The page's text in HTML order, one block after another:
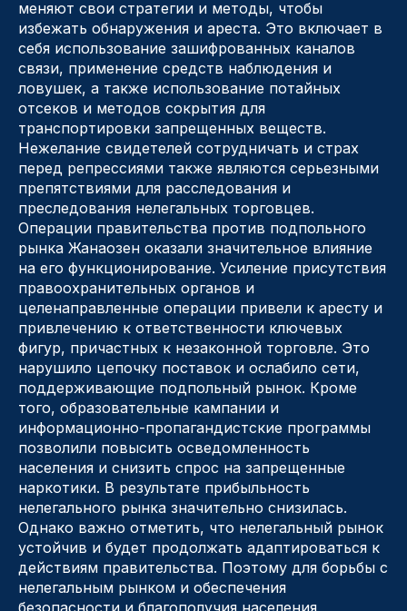
меняют свои стратегии и методы, чтобы
избежать обнаружения и ареста. Это включает в
себя использование зашифрованных каналов
связи, применение средств наблюдения и
ловушек, а также использование потайных
отсеков и методов сокрытия для
транспортировки запрещенных веществ.
Нежелание свидетелей сотрудничать и страх
перед репрессиями также являются серьезными
препятствиями для расследования и
преследования нелегальных торговцев.
Операции правительства против подпольного
рынка Жанаозен оказали значительное влияние
на его функционирование. Усиление присутствия
правоохранительных органов и
целенаправленные операции привели к аресту и
привлечению к ответственности ключевых
фигур, причастных к незаконной торговле. Это
нарушило цепочку поставок и ослабило сети,
поддерживающие подпольный рынок. Кроме
того, образовательные кампании и
информационно-пропагандистские программы
позволили повысить осведомленность
населения и снизить спрос на запрещенные
наркотики. В результате прибыльность
нелегального рынка значительно снизилась.
Однако важно отметить, что нелегальный рынок
устойчив и будет продолжать адаптироваться к
действиям правительства. Поэтому для борьбы с
нелегальным рынком и обеспечения
безопасности и благополучия населения